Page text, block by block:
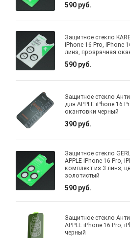
590 руб.
Защитное стекло
iPhone 16 Pro, iPhone
линз, прозрачная
590 руб.
Защитное стекло
для APPLE iPhone 16
окантовки черный
390 руб.
Защитное стекло
APPLE iPhone 16 Pro,
комплект из 3 линз,
золотистый
590 руб.
Защитное стекло
APPLE iPhone 16 Pro,
черный